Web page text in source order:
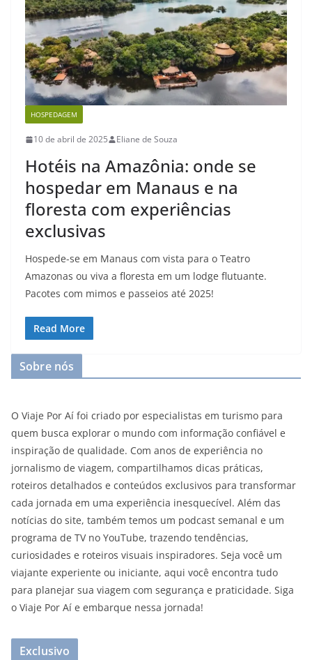
HOSPEDAGEM
10 de abril de 2025 Eliane de Souza
Hotéis na Amazônia: onde se
hospedar em Manaus e na
floresta com experiências
exclusivas
Hospede-se em Manaus com vista para o Teatro
Amazonas ou viva a floresta em um lodge flutuante.
Pacotes com mimos e passeios até 2025!
Read More
Sobre nós
O Viaje Por Aí foi criado por especialistas em turismo para
quem busca explorar o mundo com informação confiável e
inspiração de qualidade. Com anos de experiência no
jornalismo de viagem, compartilhamos dicas práticas,
roteiros detalhados e conteúdos exclusivos para transformar
cada jornada em uma experiência inesquecível. Além das
notícias do site, também temos um podcast semanal e um
programa de TV no YouTube, trazendo tendências,
curiosidades e roteiros visuais inspiradores. Seja você um
viajante experiente ou iniciante, aqui você encontra tudo
para planejar sua viagem com segurança e praticidade. Siga
o Viaje Por Aí e embarque nessa jornada!
Exclusivo